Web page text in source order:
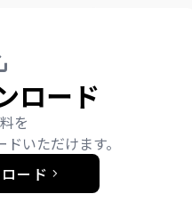
ロード
を
いただけます。
ード